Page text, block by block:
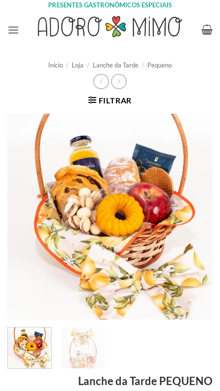
content
PRESENTES GASTRONÔMICOS ESPECIAIS
Início / Loja / Lanche da Tarde / Pequeno
FILTRAR
Lanche da Tarde PEQUENO